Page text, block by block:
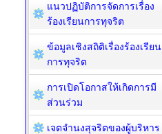
แนวปฏิบัติการจัดการเรื่อง
ร้องเรียนการทุจริต
ข้อมูลเชิงสถิติเรื่องร้องเรียน
การทุจริต
การเปิดโอกาสให้เกิดการมี
ส่วนร่วม
เจตจำนงสุจริตของผู้บริหาร